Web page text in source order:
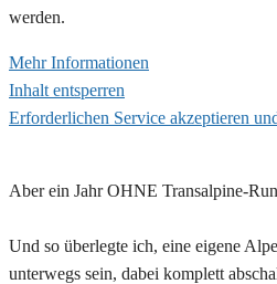
werden.
Mehr Informationen
Inhalt entsperren
Erforderlichen Service akzeptieren
Aber ein Jahr OHNE Transalpine-
Und so überlegte ich, eine eigene
unterwegs sein, dabei komplett